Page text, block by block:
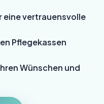
eine vertrauensvolle
Pflegekassen
Wünschen und